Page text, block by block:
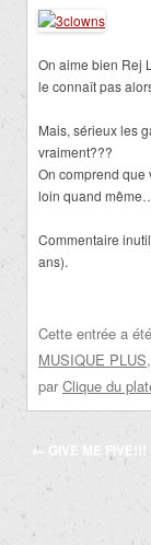
On aime bien Rej
le connaît pas
Mais, sérieux les
vraiment???
On comprend que
loin quand
Commentaire
ans).
Cette entrée a
MUSIQUE PLUS,
par Clique du
Navigation
← GIVE ME FIVE!!!